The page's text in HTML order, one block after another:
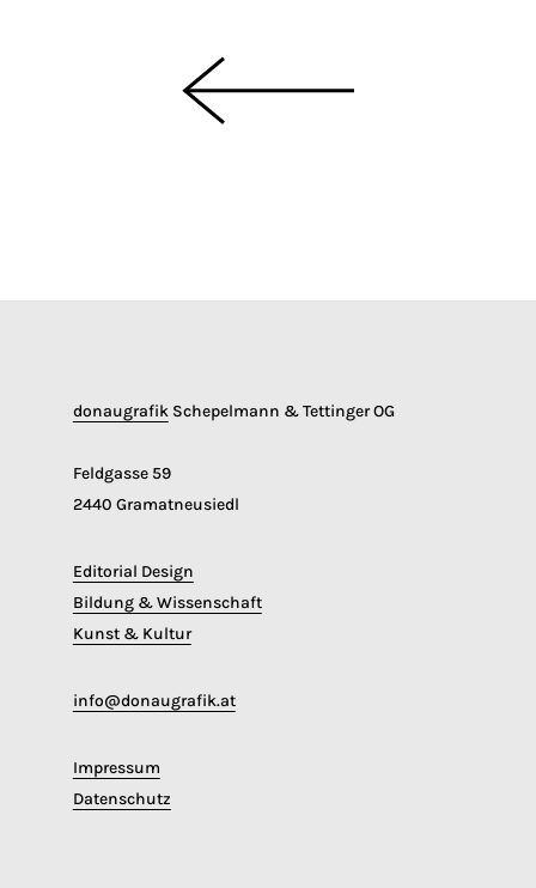
donaugrafikSchepelmann & Tettinger OG
Feldgasse 59
2440 Gramatneusiedl
Editorial Design
Bildung & Wissenschaft
Kunst & Kultur
info@donaugrafik.at
Impressum
Datenschutz